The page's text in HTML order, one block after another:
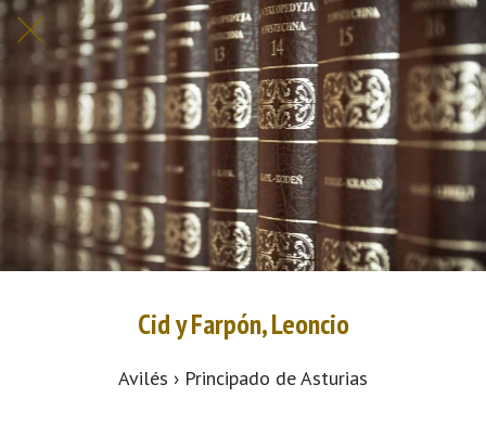
Cid y Farpón, Leoncio
Avilés › Principado de Asturias